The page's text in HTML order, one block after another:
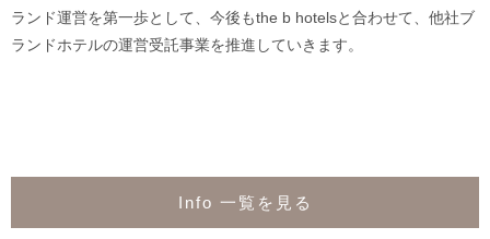
ランド運営を第一歩として、今後もthe b hotelsと合わせて、他社ブ
ランドホテルの運営受託事業を推進していきます。
Info 一覧を見る